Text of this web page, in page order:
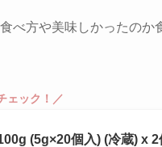
べ方や美味しかったのか
ェック！／
(5g×20個入) (冷蔵) x 2